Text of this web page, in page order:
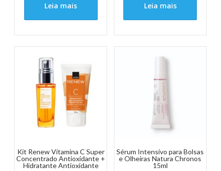
Leia mais Leia mais
Kit Renew Vitamina C Super
Concentrado Antioxidante +
Hidratante Antioxidante
Sérum Intensivo para Bolsas
e Olheiras Natura Chronos
15ml